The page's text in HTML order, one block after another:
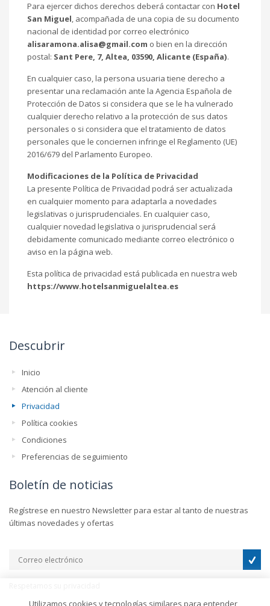
Para ejercer dichos derechos deberá contactar con Hotel
San Miguel, acompañada de una copia de su documento
nacional de identidad por correo electrónico
alisaramona.alisa@gmail.com o bien en la dirección
postal: Sant Pere, 7, Altea, 03590, Alicante (España).
En cualquier caso, la persona usuaria tiene derecho a
presentar una reclamación ante la Agencia Española de
Protección de Datos si considera que se le ha vulnerado
cualquier derecho relativo a la protección de sus datos
personales o si considera que el tratamiento de datos
personales que le conciernen infringe el Reglamento (UE)
2016/679 del Parlamento Europeo.
Modificaciones de la Política de Privacidad
La presente Política de Privacidad podrá ser actualizada
en cualquier momento para adaptarla a novedades
legislativas o jurisprudenciales. En cualquier caso,
cualquier novedad legislativa o jurisprudencial será
debidamente comunicado mediante correo electrónico o
aviso en la página web.
Esta política de privacidad está publicada en nuestra web
https://www.hotelsanmiguelaltea.es
Descubrir
Inicio
Atención al cliente
Privacidad
Política cookies
Condiciones
Preferencias de seguimiento
Boletín de noticias
Regístrese en nuestro Newsletter para estar al tanto de nuestras
últimas novedades y ofertas
Utilizamos cookies y tecnologías similares para entender